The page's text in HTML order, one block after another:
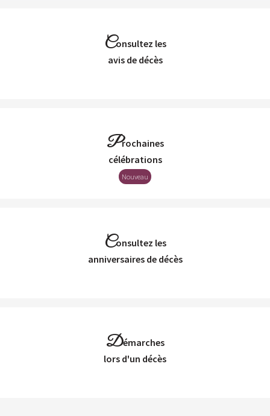
Consultez les
Avis de décès
Prochaines
Célébrations
Nouveau
Consultez les
Anniversaires de décès
Démarches
Lors d'un décès